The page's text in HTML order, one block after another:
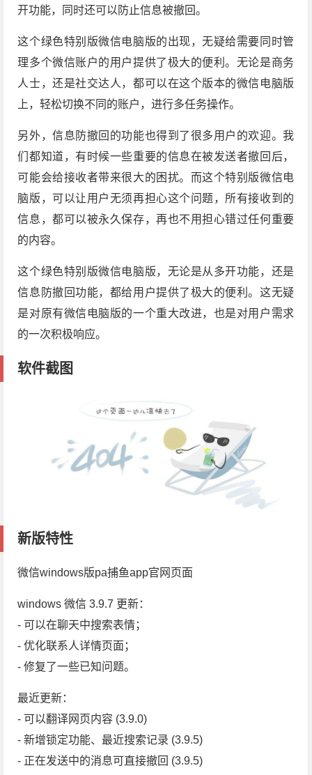
开功能，同时还可以防止信息被撤回。
这个绿色特别版微信电脑版的出现，无疑给需要同时管
理多个微信账户的用户提供了极大的便利。无论是商务
人士，还是社交达人，都可以在这个版本的微信电脑版
上，轻松切换不同的账户，进行多任务操作。
另外，信息防撤回的功能也得到了很多用户的欢迎。我
们都知道，有时候一些重要的信息在被发送者撤回后，
可能会给接收者带来很大的困扰。而这个特别版微信电
脑版，可以让用户无须再担心这个问题，所有接收到的
信息，都可以被永久保存，再也不用担心错过任何重要
的内容。
这个绿色特别版微信电脑版，无论是从多开功能，还是
信息防撤回功能，都给用户提供了极大的便利。这无疑
是对原有微信电脑版的一个重大改进，也是对用户需求
的一次积极响应。
软件截图
新版特性
微信windows版pa捕鱼app官网页面
windows 微信 3.9.7 更新：
- 可以在聊天中搜索表情；
- 优化联系人详情页面；
- 修复了一些已知问题。
最近更新：
- 可以翻译网页内容 (3.9.0)
- 新增锁定功能、最近搜索记录 (3.9.5)
- 正在发送中的消息可直接撤回 (3.9.5)